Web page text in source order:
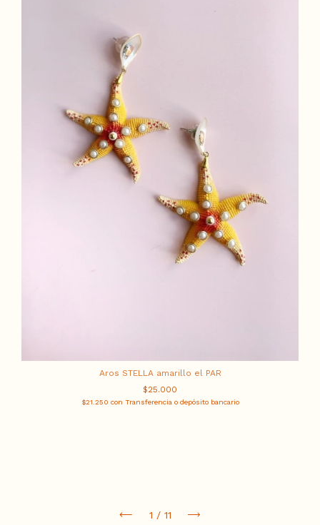
Aros STELLA amarillo el PAR
$25.000
$21.250 con Transferencia o depósito bancario
1 / 11